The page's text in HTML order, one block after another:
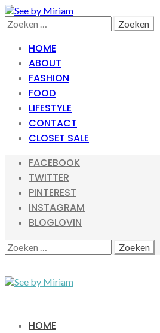
Skip
to
navigation
Skip
to
content
Search
Zoeken
naar:
HOME
ABOUT
FASHION
FOOD
LIFESTYLE
CONTACT
CLOSET SALE
FACEBOOK
TWITTER
PINTEREST
INSTAGRAM
BLOGLOVIN
SEARCH
ZOEKEN
HOME